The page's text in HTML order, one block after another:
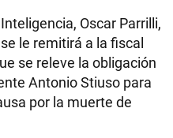
Oscar Parrilli,
le remitirá a la fiscal
se releve la obligación
Antonio Stiuso para
por la muerte de